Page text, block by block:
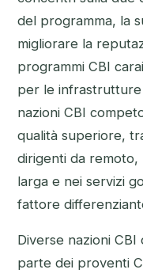
del programma, la
migliorare la
programmi CBI
per le infrastrutture
nazioni CBI
qualità superiore,
dirigenti da
larga e nei servizi
fattore
Diverse nazioni
parte dei proventi